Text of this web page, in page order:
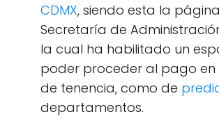
CDMX, siendo esta la
Secretaría de
la cual ha habilitado un
poder proceder al pago
de tenencia, como de
departamentos.